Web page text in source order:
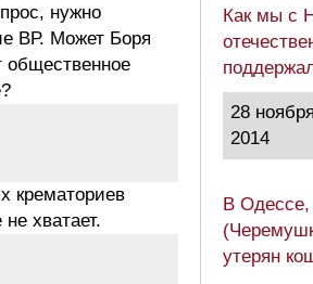
нужно
ВР. Может Боря
общественное
крематориев
хватает.
Как мы с
28
2014
В Одессе,
утерян